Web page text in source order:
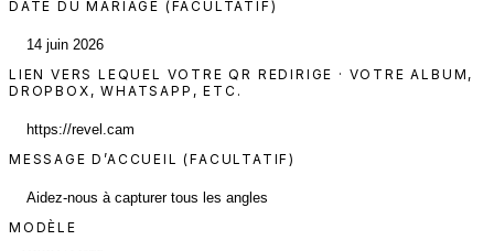
DATE DU MARIAGE (FACULTATIF)
LIEN VERS LEQUEL VOTRE QR REDIRIGE · VOTRE ALBUM,
DROPBOX, WHATSAPP, ETC.
MESSAGE D’ACCUEIL (FACULTATIF)
MODÈLE